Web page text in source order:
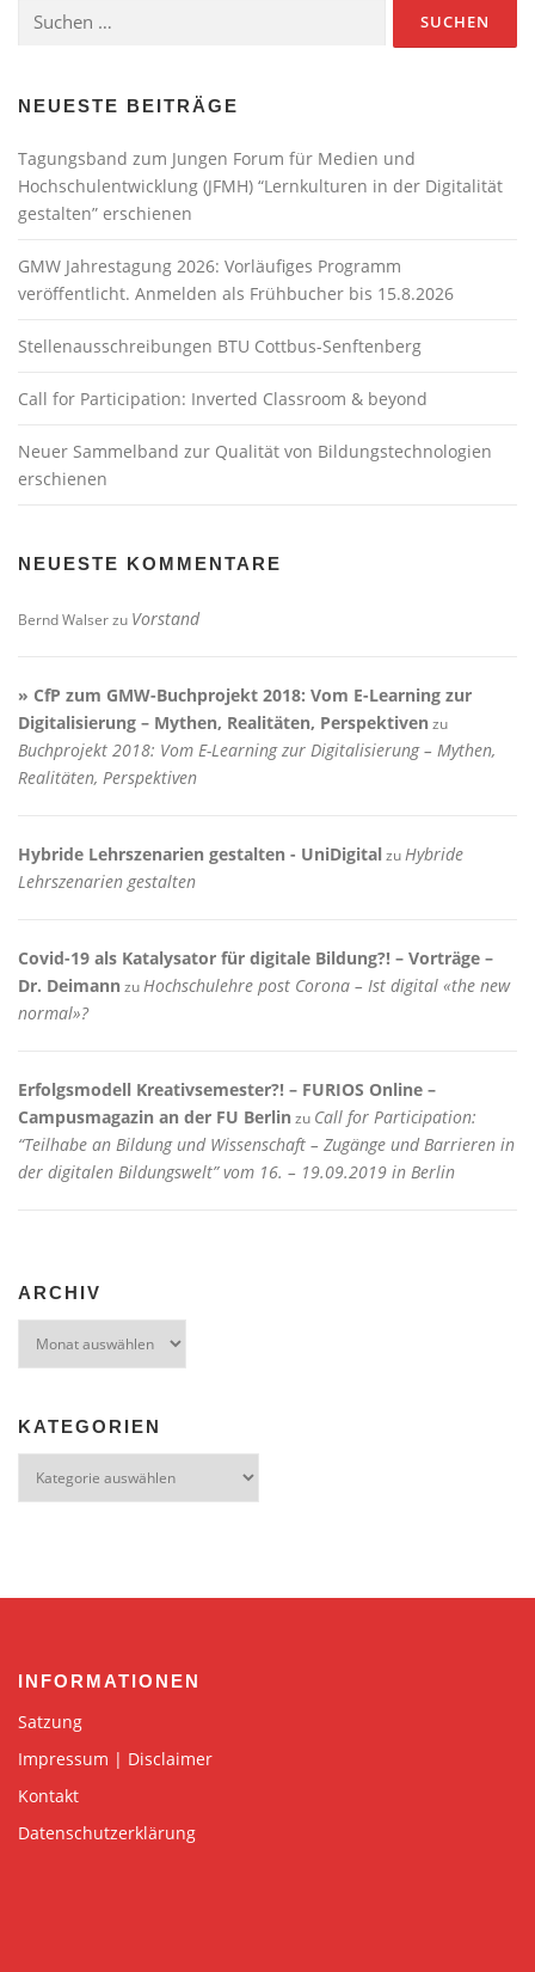
nach:
NEUESTE BEITRÄGE
Tagungsband zum Jungen Forum für Medien und
Hochschulentwicklung (JFMH) “Lernkulturen in der Digitalität
gestalten” erschienen
GMW Jahrestagung 2026: Vorläufiges Programm
veröffentlicht. Anmelden als Frühbucher bis 15.8.2026
Stellenausschreibungen BTU Cottbus-Senftenberg
Call for Participation: Inverted Classroom & beyond
Neuer Sammelband zur Qualität von Bildungstechnologien
erschienen
NEUESTE KOMMENTARE
Bernd Walserzu Vorstand
» CfP zum GMW-Buchprojekt 2018: Vom E-Learning zur
Digitalisierung – Mythen, Realitäten, Perspektiven zu
Buchprojekt 2018: Vom E-Learning zur Digitalisierung – Mythen,
Realitäten, Perspektiven
Hybride Lehrszenarien gestalten - UniDigitalzu Hybride
Lehrszenarien gestalten
Covid-19 als Katalysator für digitale Bildung?! – Vorträge –
Dr. Deimann zu Hochschulehre post Corona – Ist digital «the new
normal»?
Erfolgsmodell Kreativsemester?! – FURIOS Online –
Campusmagazin an der FU Berlin zu Call for Participation:
“Teilhabe an Bildung und Wissenschaft – Zugänge und Barrieren in
der digitalen Bildungswelt” vom 16. – 19.09.2019 in Berlin
ARCHIV
KATEGORIEN
INFORMATIONEN
Satzung
Impressum | Disclaimer
Kontakt
Datenschutzerklärung